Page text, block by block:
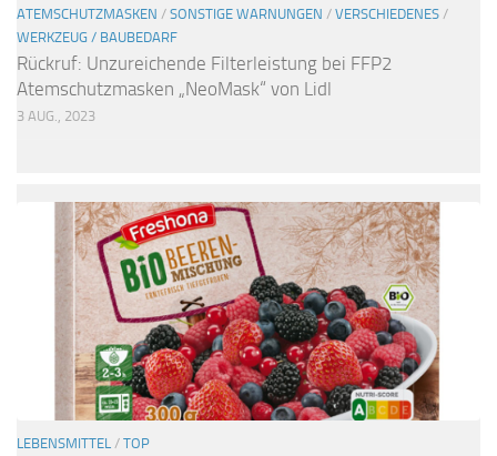
ATEMSCHUTZMASKEN / SONSTIGE WARNUNGEN / VERSCHIEDENES /
WERKZEUG / BAUBEDARF
Rückruf: Unzureichende Filterleistung bei FFP2
Atemschutzmasken „NeoMask“ von Lidl
3 AUG., 2023
LEBENSMITTEL / TOP